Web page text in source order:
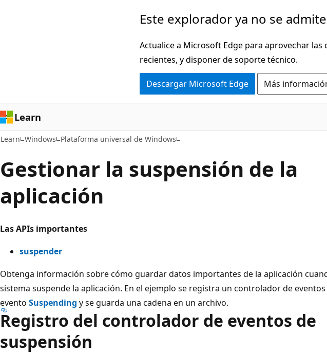
Este explorador ya no se
Actualice a Microsoft Edge para aprovechar
recientes, y disponer de soporte técnico.
Descargar Microsoft Edge Más
Learn
Learn Windows Plataforma universal de Windows
Gestionar la suspensión de la
aplicación
Las APIs importantes
suspender
Obtenga información sobre cómo guardar datos importantes de la aplicación
sistema suspende la aplicación. En el ejemplo se registra un controlador de
evento Suspending y se guarda una cadena en un archivo.
Registro del controlador de eventos de
suspensión